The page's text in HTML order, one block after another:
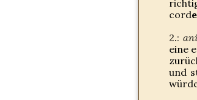
corde
2.:
eine
und